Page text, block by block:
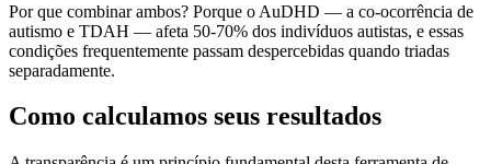
Por que combinar ambos? Porque o AuDHD — a co-ocorrência de
autismo e TDAH — afeta 50-70% dos indivíduos autistas, e essas
condições frequentemente passam despercebidas quando triadas
separadamente.
Como calculamos seus resultados